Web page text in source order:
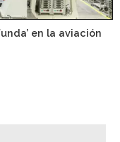
en la aviación